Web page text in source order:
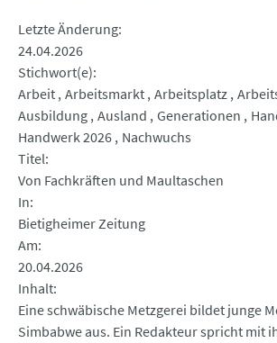
Letzte Änderung
24.04.2026
Stichwort(e)
Arbeit Arbeitsmarkt Arbeitsplatz
Ausbildung Ausland Generationen
Handwerk 2026 Nachwuchs
Titel
Von Fachkräften und Maultaschen
In
Bietigheimer Zeitung
Am
20.04.2026
Inhalt
Eine schwäbische Metzgerei bildet junge
Simbabwe aus. Ein Redakteur spricht mit